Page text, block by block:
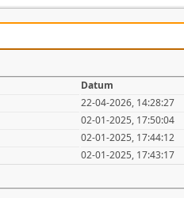
Datum
22-04-2026, 14:28:27
02-01-2025, 17:50:04
02-01-2025, 17:44:12
02-01-2025, 17:43:17